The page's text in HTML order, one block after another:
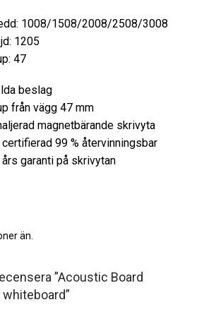
1008/1508/2008/2508/3008
1205
47
beslag
från vägg 47 mm
magnetbärande skrivyta
99 % återvinningsbar
garanti på skrivytan
än.
”Acoustic Board